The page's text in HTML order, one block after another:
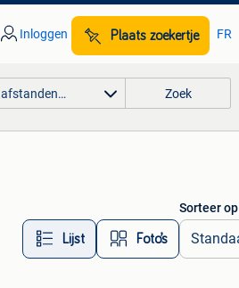
Inloggen Plaats zoekertje FR
afstanden… Zoek
Lijst Foto’s
Sorteer op